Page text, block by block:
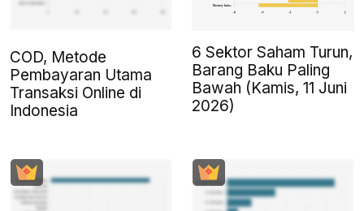
COD, Metode
Pembayaran Utama
Transaksi Online di
Indonesia
6 Sektor Saham Turun,
Barang Baku Paling
Bawah (Kamis, 11 Juni
2026)